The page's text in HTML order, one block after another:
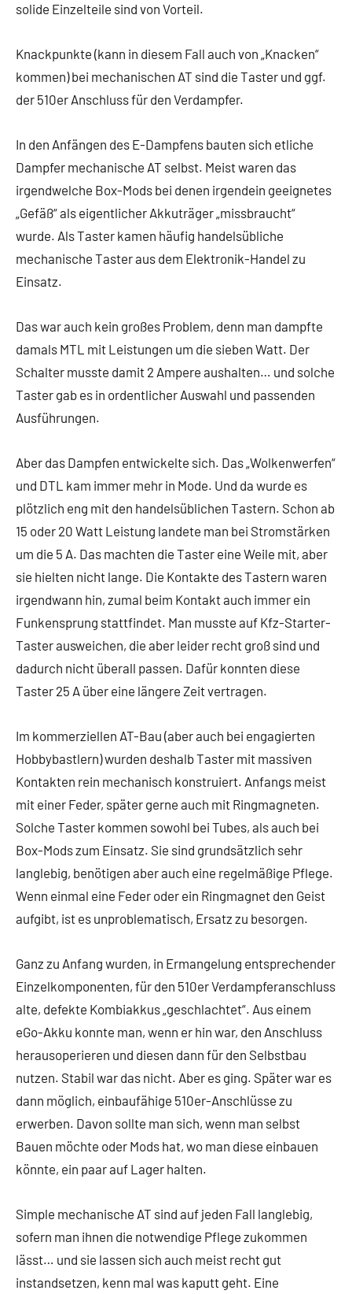
solide Einzelteile sind von Vorteil.
Knackpunkte (kann in diesem Fall auch von „Knacken“
kommen) bei mechanischen AT sind die Taster und ggf.
der 510er Anschluss für den Verdampfer.
In den Anfängen des E-Dampfens bauten sich etliche
Dampfer mechanische AT selbst. Meist waren das
irgendwelche Box-Mods bei denen irgendein geeignetes
„Gefäß“ als eigentlicher Akkuträger „missbraucht“
wurde. Als Taster kamen häufig handelsübliche
mechanische Taster aus dem Elektronik-Handel zu
Einsatz.
Das war auch kein großes Problem, denn man dampfte
damals MTL mit Leistungen um die sieben Watt. Der
Schalter musste damit 2 Ampere aushalten… und solche
Taster gab es in ordentlicher Auswahl und passenden
Ausführungen.
Aber das Dampfen entwickelte sich. Das „Wolkenwerfen“
und DTL kam immer mehr in Mode. Und da wurde es
plötzlich eng mit den handelsüblichen Tastern. Schon ab
15 oder 20 Watt Leistung landete man bei Stromstärken
um die 5 A. Das machten die Taster eine Weile mit, aber
sie hielten nicht lange. Die Kontakte des Tastern waren
irgendwann hin, zumal beim Kontakt auch immer ein
Funkensprung stattfindet. Man musste auf Kfz-Starter-
Taster ausweichen, die aber leider recht groß sind und
dadurch nicht überall passen. Dafür konnten diese
Taster 25 A über eine längere Zeit vertragen.
Im kommerziellen AT-Bau (aber auch bei engagierten
Hobbybastlern) wurden deshalb Taster mit massiven
Kontakten rein mechanisch konstruiert. Anfangs meist
mit einer Feder, später gerne auch mit Ringmagneten.
Solche Taster kommen sowohl bei Tubes, als auch bei
Box-Mods zum Einsatz. Sie sind grundsätzlich sehr
langlebig, benötigen aber auch eine regelmäßige Pflege.
Wenn einmal eine Feder oder ein Ringmagnet den Geist
aufgibt, ist es unproblematisch, Ersatz zu besorgen.
Ganz zu Anfang wurden, in Ermangelung entsprechender
Einzelkomponenten, für den 510er Verdampferanschluss
alte, defekte Kombiakkus „geschlachtet“. Aus einem
eGo-Akku konnte man, wenn er hin war, den Anschluss
herausoperieren und diesen dann für den Selbstbau
nutzen. Stabil war das nicht. Aber es ging. Später war es
dann möglich, einbaufähige 510er-Anschlüsse zu
erwerben. Davon sollte man sich, wenn man selbst
Bauen möchte oder Mods hat, wo man diese einbauen
könnte, ein paar auf Lager halten.
Simple mechanische AT sind auf jeden Fall langlebig,
sofern man ihnen die notwendige Pflege zukommen
lässt… und sie lassen sich auch meist recht gut
instandsetzen, kenn mal was kaputt geht. Eine